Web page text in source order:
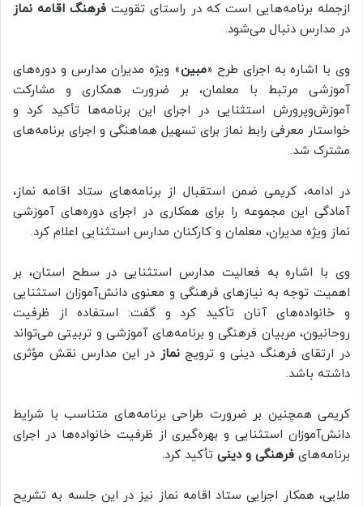
ازجمله برنامه‌هایی است که در راستای تقویت فرهنگ اقامه نماز
در مدارس دنبال می‌شود.
وی با اشاره به اجرای طرح «مبین» ویژه مدیران مدارس و دوره‌های
آموزشی مرتبط با معلمان، بر ضرورت همکاری و مشارکت
آموزش‌وپرورش استثنایی در اجرای این برنامه‌ها تأکید کرد و
خواستار معرفی رابط نماز برای تسهیل هماهنگی و اجرای برنامه‌های
مشترک شد.
در ادامه، کریمی ضمن استقبال از برنامه‌های ستاد اقامه نماز،
آمادگی این مجموعه را برای همکاری در اجرای دوره‌های آموزشی
نماز ویژه مدیران، معلمان و کارکنان مدارس استثنایی اعلام کرد.
وی با اشاره به فعالیت مدارس استثنایی در سطح استان، بر
اهمیت توجه به نیازهای فرهنگی و معنوی دانش‌آموزان استثنایی
و خانواده‌های آنان تأکید کرد و گفت: استفاده از ظرفیت
روحانیون، مربیان فرهنگی و برنامه‌های آموزشی و تربیتی می‌تواند
در ارتقای فرهنگ دینی و ترویجنماز در این مدارس نقش مؤثری
داشته باشد.
کریمی همچنین بر ضرورت طراحی برنامه‌های متناسب با شرایط
دانش‌آموزان استثنایی و بهره‌گیری از ظرفیت خانواده‌ها در اجرای
برنامه‌های فرهنگی و دینی تأکید کرد.
ملایی، همکار اجرایی ستاد اقامه نماز نیز در این جلسه به تشریح